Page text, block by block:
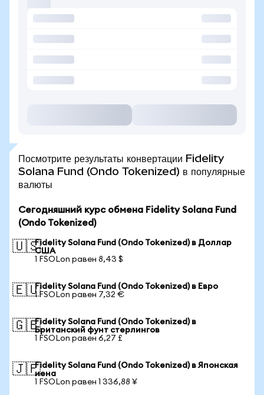
Посмотрите результаты конвертации Fidelity
Solana Fund (Ondo Tokenized) в популярные
валюты
Сегодняшний курс обмена Fidelity Solana Fund
(Ondo Tokenized)
🇺🇸Fidelity Solana Fund (Ondo Tokenized) в Доллар
США
1 FSOLon равен 8,43 $
🇪🇺Fidelity Solana Fund (Ondo Tokenized) в Евро
1 FSOLon равен 7,32 €
🇬🇧Fidelity Solana Fund (Ondo Tokenized) в
Британский фунт стерлингов
1 FSOLon равен 6,27 £
🇯🇵Fidelity Solana Fund (Ondo Tokenized) в Японская
иена
1 FSOLon равен 1 336,88 ¥